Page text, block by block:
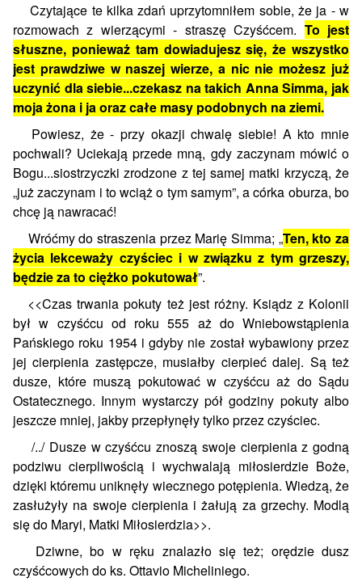
Czytające te kilka zdań uprzytomniłem sobie, że ja - w
rozmowach z wierzącymi - straszę Czyśćcem. To jest
słuszne, ponieważ tam dowiadujesz się, że wszystko
jest prawdziwe w naszej wierze, a nic nie możesz już
uczynić dla siebie...czekasz na takich Anna Simma, jak
moja żona i ja oraz całe masy podobnych na ziemi.
Powiesz, że - przy okazji chwalę siebie! A kto mnie
pochwali? Uciekają przede mną, gdy zaczynam mówić o
Bogu...siostrzyczki zrodzone z tej samej matki krzyczą, że
„już zaczynam i to wciąż o tym samym”, a córka oburza, bo
chcę ją nawracać!
Wróćmy do straszenia przez Marię Simma; „Ten, kto za
życia lekceważy czyściec i w związku z tym grzeszy,
będzie za to ciężko pokutował”.
<<Czas trwania pokuty też jest różny. Ksiądz z Kolonii
był w czyśćcu od roku 555 aż do Wniebowstąpienia
Pańskiego roku 1954 i gdyby nie został wybawiony przez
jej cierpienia zastępcze, musiałby cierpieć dalej. Są też
dusze, które muszą pokutować w czyśćcu aż do Sądu
Ostatecznego. Innym wystarczy pół godziny pokuty albo
jeszcze mniej, jakby przepłynęły tylko przez czyściec.
/../ Dusze w czyśćcu znoszą swoje cierpienia z godną
podziwu cierpliwością i wychwalają miłosierdzie Boże,
dzięki któremu uniknęły wiecznego potępienia. Wiedzą, że
zasłużyły na swoje cierpienia i żałują za grzechy. Modlą
się do Maryi, Matki Miłosierdzia>>.
Dziwne, bo w ręku znalazło się też; orędzie dusz
czyśćcowych do ks. Ottavio Micheliniego.